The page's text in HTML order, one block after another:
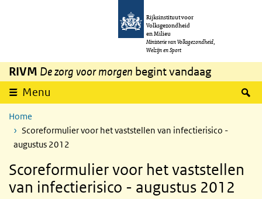
Overslaan en naar de inhoud gaan
Rijksinstituut voor
Volksgezondheid
en Milieu
Ministerie van Volksgezondheid,
Welzijn en Sport
RIVM De zorg voor morgen begint vandaag
Menu
Home
Scoreformulier voor het vaststellen van infectierisico -
augustus 2012
Scoreformulier voor het vaststellen
van infectierisico - augustus 2012